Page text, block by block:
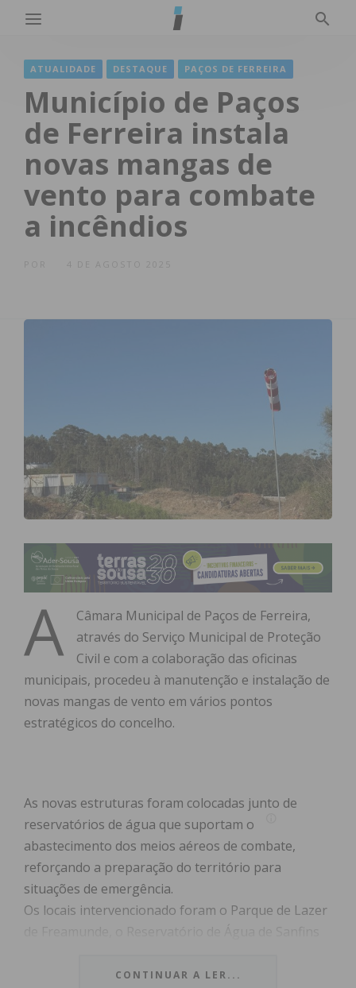
ATUALIDADE DESTAQUE PAÇOS DE FERREIRA
Município de Paços
de Ferreira instala
novas mangas de
vento para combate
a incêndios
4 DE AGOSTO 2025
A
Câmara Municipal de Paços de Ferreira,
através do Serviço Municipal de Proteção
Civil e com a colaboração das oficinas
municipais, procedeu à manutenção e instalação de
novas mangas de vento em vários pontos
estratégicos do concelho.
As novas estruturas foram colocadas junto de
reservatórios de água que suportam o
abastecimento dos meios aéreos de combate,
reforçando a preparação do território para
situações de emergência.
Os locais intervencionado foram o Parque de Lazer
o Reservatório de Água da Base do Intermarché e o
CONTINUAR A LER...